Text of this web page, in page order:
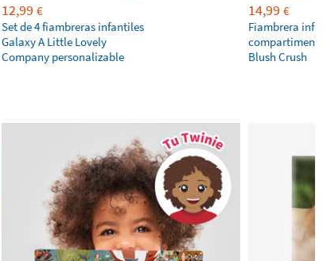
12,99 €
Set de 4 fiambreras infantiles
Galaxy A Little Lovely
Company personalizable
14,99 €
Fiambrera
Blush Crush